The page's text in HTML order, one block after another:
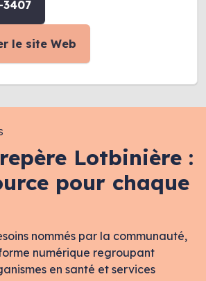
3407
le site Web
Lotbinière :
pour chaque
nommés par la communauté,
numérique regroupant
en santé et services